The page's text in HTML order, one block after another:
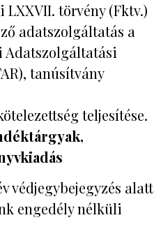
LXXVII. törvény (Fktv.)
adatszolgáltatás a
Adatszolgáltatási
tanúsítvány
teljesítése.
védjegybejegyzés alatt
engedély nélküli